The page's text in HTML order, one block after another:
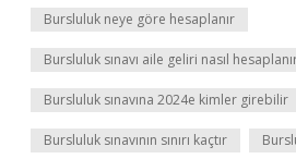
Bursluluk neye göre hesaplanır
Bursluluk sınavı aile geliri nasıl
Bursluluk sınavına 2024e kimler girebilir
Bursluluk sınavının sınırı kaçtır